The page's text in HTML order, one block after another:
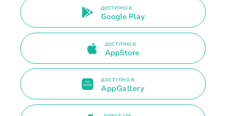
ДОСТУПНО В
Google Play
ДОСТУПНО В
AppStore
ДОСТУПНО В
AppGallery